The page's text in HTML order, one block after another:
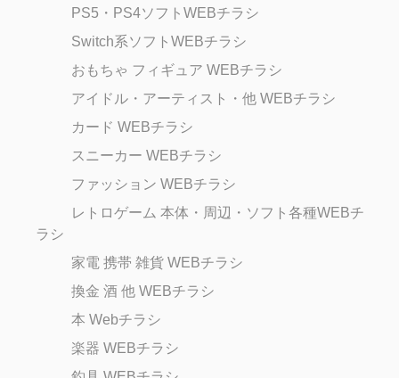
PS5・PS4ソフトWEBチラシ
Switch系ソフトWEBチラシ
おもちゃ フィギュア WEBチラシ
アイドル・アーティスト・他 WEBチラシ
カード WEBチラシ
スニーカー WEBチラシ
ファッション WEBチラシ
レトロゲーム 本体・周辺・ソフト各種WEBチ
ラシ
家電 携帯 雑貨 WEBチラシ
換金 酒 他 WEBチラシ
本 Webチラシ
楽器 WEBチラシ